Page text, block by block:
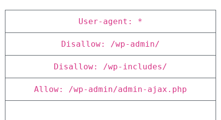
User-agent: *
Disallow: /wp-admin/
Disallow: /wp-includes/
Allow: /wp-admin/admin-ajax.php